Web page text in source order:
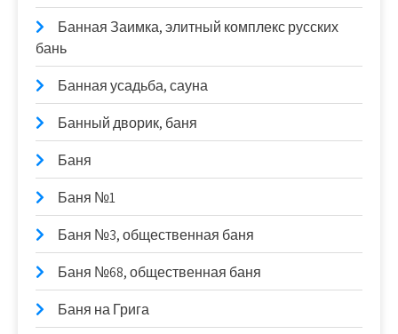
Банная Заимка, элитный комплекс русских
бань
Банная усадьба, сауна
Банный дворик, баня
Баня
Баня №1
Баня №3, общественная баня
Баня №68, общественная баня
Баня на Грига